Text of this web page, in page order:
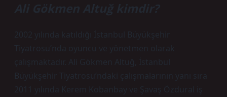
Ali Gökmen Altuğ kimdir?
2002 yılında katıldığı İstanbul Büyükşehir
Tiyatrosu’nda oyuncu ve yönetmen olarak
çalışmaktadır. Ali Gökmen Altuğ, İstanbul
Büyükşehir Tiyatrosu’ndaki çalışmalarının yanı sıra
2011 yılında Kerem Kobanbay ve Şavaş Özdural iş